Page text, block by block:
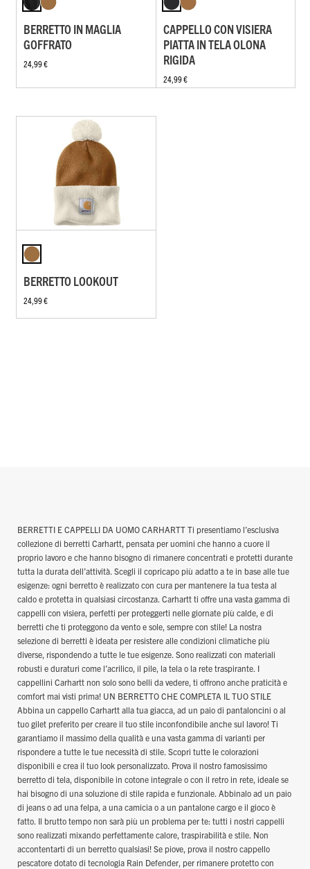
BERRETTO IN MAGLIA
GOFFRATO
24,99 €
CAPPELLO CON VISIERA
PIATTA IN TELA OLONA
RIGIDA
24,99 €
BERRETTO LOOKOUT
24,99 €
BERRETTI E CAPPELLI DA UOMO CARHARTT Ti presentiamo l’esclusiva
collezione di berretti Carhartt, pensata per uomini che hanno a cuore il
proprio lavoro e che hanno bisogno di rimanere concentrati e protetti durante
tutta la durata dell’attività. Scegli il copricapo più adatto a te in base alle tue
esigenze: ogni berretto è realizzato con cura per mantenere la tua testa al
caldo e protetta in qualsiasi circostanza. Carhartt ti offre una vasta gamma di
cappelli con visiera, perfetti per proteggerti nelle giornate più calde, e di
berretti che ti proteggono da vento e sole, sempre con stile! La nostra
selezione di berretti è ideata per resistere alle condizioni climatiche più
diverse, rispondendo a tutte le tue esigenze. Sono realizzati con materiali
robusti e duraturi come l’acrilico, il pile, la tela o la rete traspirante. I
cappellini Carhartt non solo sono belli da vedere, ti offrono anche praticità e
comfort mai visti prima! UN BERRETTO CHE COMPLETA IL TUO STILE
Abbina un cappello Carhartt alla tua giacca, ad un paio di pantaloncini o al
tuo gilet preferito per creare il tuo stile inconfondibile anche sul lavoro! Ti
garantiamo il massimo della qualità e una vasta gamma di varianti per
rispondere a tutte le tue necessità di stile. Scopri tutte le colorazioni
disponibili e crea il tuo look personalizzato. Prova il nostro famosissimo
berretto di tela, disponibile in cotone integrale o con il retro in rete, ideale se
hai bisogno di una soluzione di stile rapida e funzionale. Abbinalo ad un paio
di jeans o ad una felpa, a una camicia o a un pantalone cargo e il gioco è
fatto. Il brutto tempo non sarà più un problema per te: tutti i nostri cappelli
sono realizzati mixando perfettamente calore, traspirabilità e stile. Non
accontentarti di un berretto qualsiasi! Se piove, prova il nostro cappello
pescatore dotato di tecnologia Rain Defender, per rimanere protetto con